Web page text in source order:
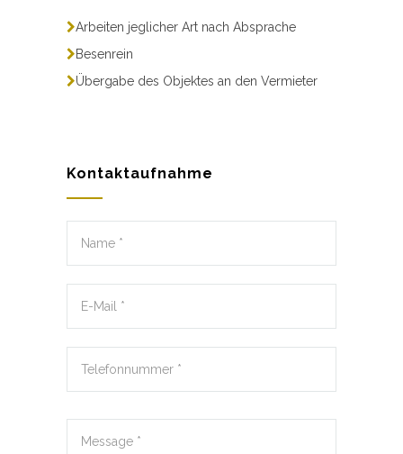
Arbeiten jeglicher Art nach Absprache
Besenrein
Übergabe des Objektes an den Vermieter
Kontaktaufnahme